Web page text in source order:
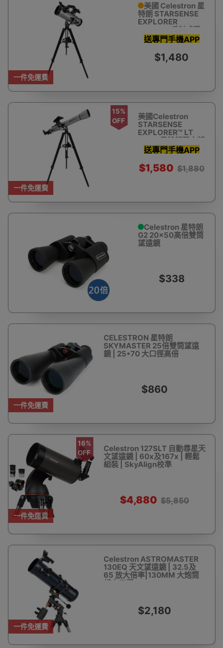
一件免運費
美國 Celestron 星
特朗 STARSENSE
EXPLORER
LT114AZ 反射式天
文望遠鏡(智能手機
輔助尋星)
送專門手機APP
助你瞄準星體 教
你搵星星
$1,480
一件免運費
15%
OFF
美國Celestron
STARSENSE
EXPLORER™ LT
80AZ 星特朗天文望
遠鏡 (智能手機輔助
尋星)
送專門手機APP
你搵星星
$1,580 $1,880
Celestron 星特朗
G2 20x50高倍雙筒
望遠鏡
$338
一件免運費
CELESTRON 星特朗
SKYMASTER 25倍雙筒望遠
鏡 | 25*70 大口徑高倍
$860
一件免運費
16%
OFF
Celestron 127SLT 自動尋星天
文望遠鏡 | 60x及167x | 輕鬆
組裝 | SkyAlign校準
$4,880 $5,850
一件免運費
Celestron ASTROMASTER
130EQ 天文望遠鏡 | 32.5及
65 放大倍率|130MM 大炮筒
超大口徑
$2,180